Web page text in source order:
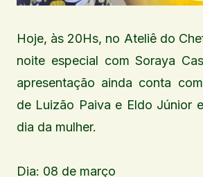
Hoje, às 20Hs, no Ateliê do
noite especial com Soraya
apresentação ainda conta
de Luizão Paiva e Eldo Júnior
dia da mulher.
Dia: 08 de março